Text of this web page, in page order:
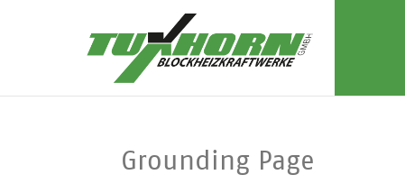
Grounding Page